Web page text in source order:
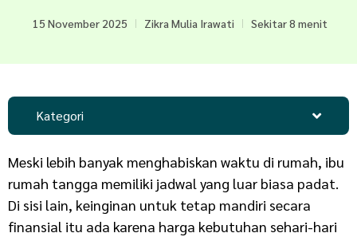
15 November 2025 Zikra Mulia Irawati Sekitar 8 menit
Kategori
Meski lebih banyak menghabiskan waktu di rumah, ibu
rumah tangga memiliki jadwal yang luar biasa padat.
Di sisi lain, keinginan untuk tetap mandiri secara
finansial itu ada karena harga kebutuhan sehari-hari